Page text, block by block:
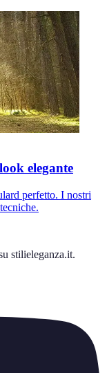
elegante
perfetto. I nostri
stilieleganza.it.